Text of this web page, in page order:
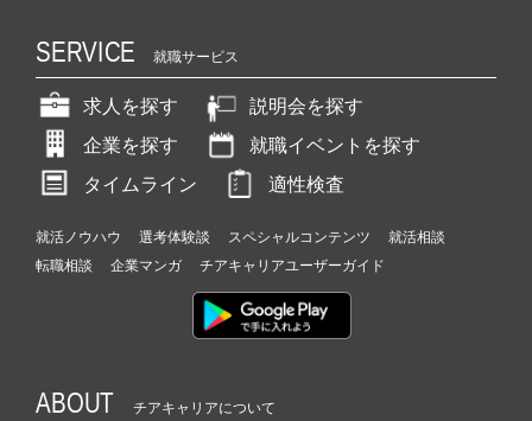
SERVICE 就職サービス
求人を探す
説明会を探す
企業を探す
就職イベントを探す
タイムライン
適性検査
就活ノウハウ 選考体験談 スペシャルコンテンツ
就活相談
転職相談
企業マンガ チアキャリアユーザーガイド
ABOUT チアキャリアについて